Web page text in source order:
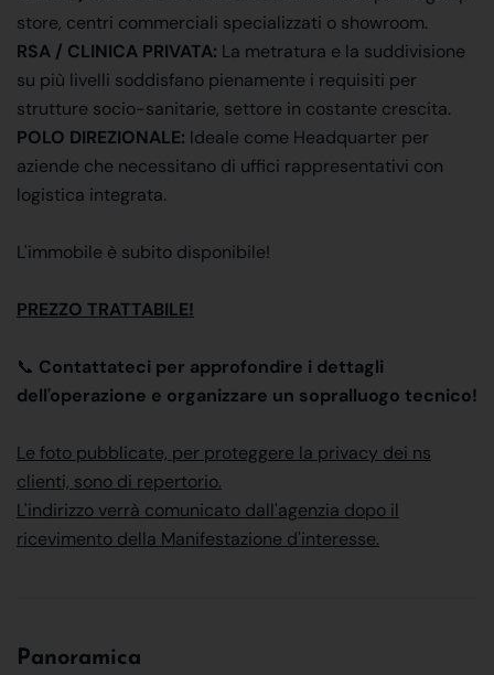
store, centri commerciali specializzati o showroom.
RSA / CLINICA PRIVATA: La metratura e la suddivisione
su più livelli soddisfano pienamente i requisiti per
strutture socio-sanitarie, settore in costante crescita.
POLO DIREZIONALE: Ideale come Headquarter per
aziende che necessitano di uffici rappresentativi con
logistica integrata.
L'immobile è subito disponibile!
PREZZO TRATTABILE!
📞 Contattateci per approfondire i dettagli
dell'operazione e organizzare un sopralluogo tecnico!
Le foto pubblicate, per proteggere la privacy dei ns
clienti, sono di repertorio.
L'indirizzo verrà comunicato dall'agenzia dopo il
ricevimento della Manifestazione d'interesse.
Panoramica